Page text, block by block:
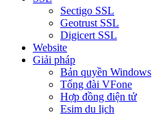
Sectigo SSL
Geotrust SSL
Digicert SSL
Website
Giải pháp
Bản quyền Windows
Tổng đài VFone
Hợp đồng điện tử
Esim du lịch